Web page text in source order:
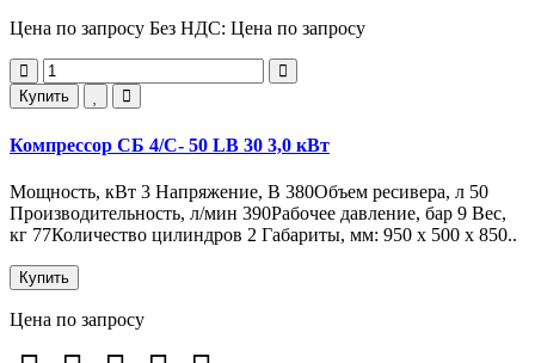
Цена по запросу Без НДС: Цена по запросу
Купить
Компрессор СБ 4/С- 50 LB 30 3,0 кВт
Мощность, кВт 3 Напряжение, В 380Объем ресивера, л 50
Производительность, л/мин 390Рабочее давление, бар 9 Вес,
кг 77Количество цилиндров 2 Габариты, мм: 950 x 500 x 850..
Купить
Цена по запросу